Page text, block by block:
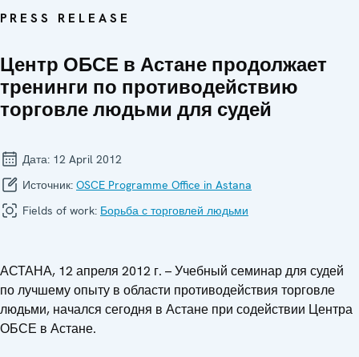
PRESS RELEASE
Центр ОБСЕ в Астане продолжает
тренинги по противодействию
торговле людьми для судей
Дата: 12 April 2012
Источник: OSCE Programme Office in Astana
Fields of work: Борьба с торговлей людьми
АСТАНА, 12 апреля 2012 г. – Учебный семинар для судей
по лучшему опыту в области противодействия торговле
людьми, начался сегодня в Астане при содействии Центра
ОБСЕ в Астане.